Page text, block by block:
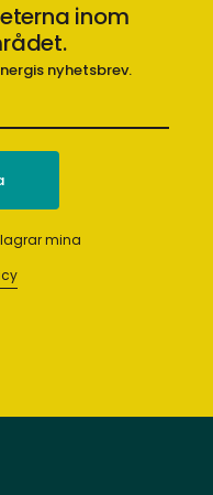
inom
nyhetsbrev.
mina